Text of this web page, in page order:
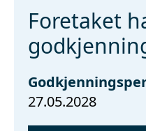
Foretaket
27.05.2028